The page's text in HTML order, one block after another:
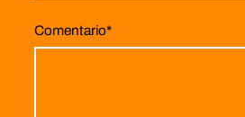
Comentario*